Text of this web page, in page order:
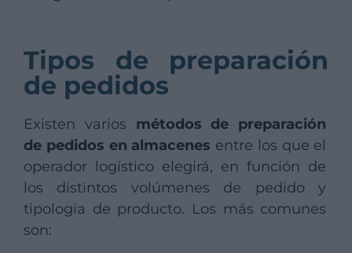
Tipos de preparación
de pedidos
Existen varios métodos de preparación
de pedidos en almacenes entre los que el
operador logístico elegirá, en función de
los distintos volúmenes de pedido y
tipología de producto. Los más comunes
son: